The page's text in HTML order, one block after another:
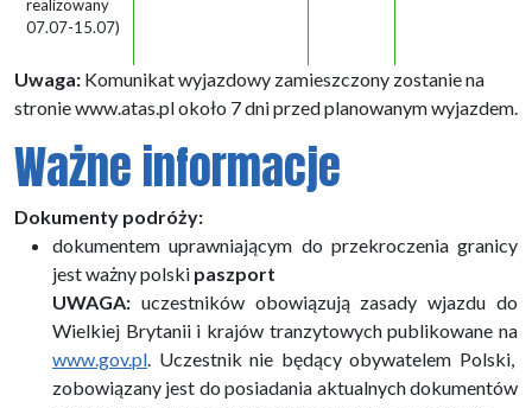
realizowany
07.07-15.07)
Uwaga: Komunikat wyjazdowy zamieszczony zostanie na
stronie www.atas.pl około 7 dni przed planowanym wyjazdem.
Ważne informacje
Dokumenty podróży:
dokumentem uprawniającym do przekroczenia granicy
jest ważny polski paszport
UWAGA: uczestników obowiązują zasady wjazdu do
Wielkiej Brytanii i krajów tranzytowych publikowane na
www.gov.pl . Uczestnik nie będący obywatelem Polski,
zobowiązany jest do posiadania aktualnych dokumentów